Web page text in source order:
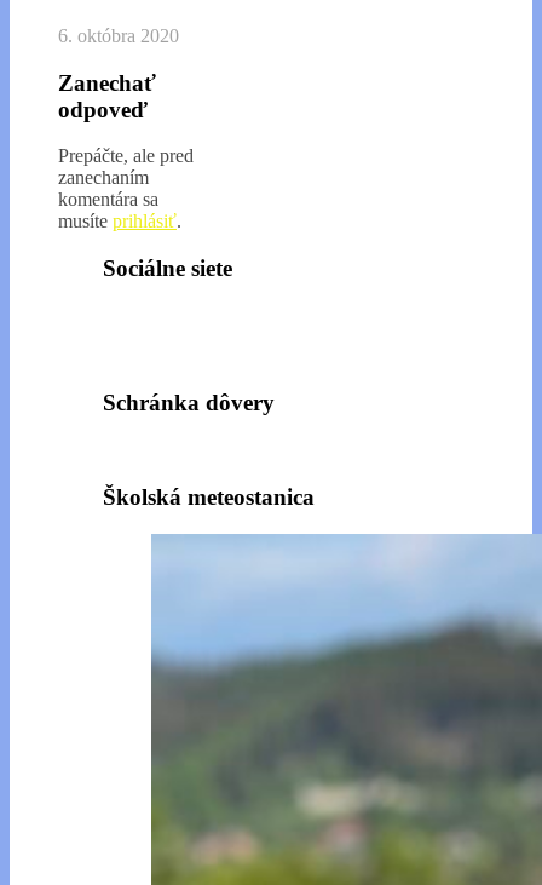
6. októbra 2020
Zanechať
odpoveď
Prepáčte, ale pred
zanechaním
komentára sa
musíte prihlásiť.
Sociálne siete
Schránka dôvery
Školská meteostanica